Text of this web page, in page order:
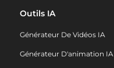
Outils IA
Générateur De Vidéos IA
Générateur D'animation IA